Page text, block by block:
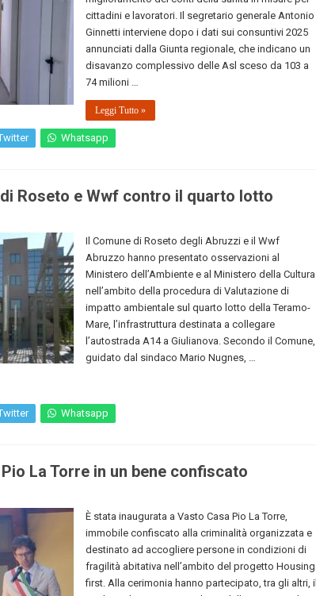
cittadini e lavoratori. Il segretario generale Antonio
Ginnetti interviene dopo i dati sui consuntivi 2025
annunciati dalla Giunta regionale, che indicano un
disavanzo complessivo delle Asl sceso da 103 a
74 milioni …
Leggi Tutto »
Whatsapp
Roseto e Wwf contro il quarto lotto
Il Comune di Roseto degli Abruzzi e il Wwf
Abruzzo hanno presentato osservazioni al
Ministero dell’Ambiente e al Ministero della Cultura
nell’ambito della procedura di Valutazione di
impatto ambientale sul quarto lotto della Teramo-
Mare, l’infrastruttura destinata a collegare
l’autostrada A14 a Giulianova. Secondo il Comune,
guidato dal sindaco Mario Nugnes, …
Whatsapp
La Torre in un bene confiscato
È stata inaugurata a Vasto Casa Pio La Torre,
immobile confiscato alla criminalità organizzata e
destinato ad accogliere persone in condizioni di
fragilità abitativa nell’ambito del progetto Housing
first. Alla cerimonia hanno partecipato, tra gli altri, il